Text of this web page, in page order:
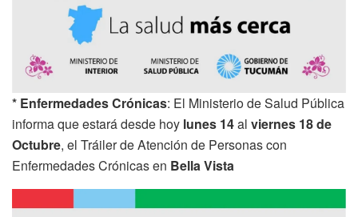
* Enfermedades Crónicas: El Ministerio de Salud Pública
informa que estará desde hoy lunes 14al viernes 18 de
Octubre, el Tráiler de Atención de Personas con
Enfermedades Crónicas en Bella Vista